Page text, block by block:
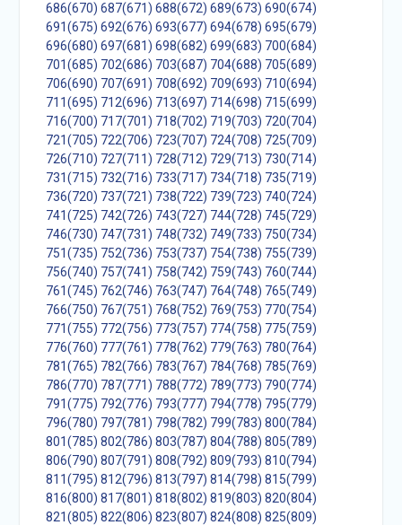
686(670) 687(671) 688(672) 689(673) 690(674)
691(675) 692(676) 693(677) 694(678) 695(679)
696(680) 697(681) 698(682) 699(683) 700(684)
701(685) 702(686) 703(687) 704(688) 705(689)
706(690) 707(691) 708(692) 709(693) 710(694)
711(695) 712(696) 713(697) 714(698) 715(699)
716(700) 717(701) 718(702) 719(703) 720(704)
721(705) 722(706) 723(707) 724(708) 725(709)
726(710) 727(711) 728(712) 729(713) 730(714)
731(715) 732(716) 733(717) 734(718) 735(719)
736(720) 737(721) 738(722) 739(723) 740(724)
741(725) 742(726) 743(727) 744(728) 745(729)
746(730) 747(731) 748(732) 749(733) 750(734)
751(735) 752(736) 753(737) 754(738) 755(739)
756(740) 757(741) 758(742) 759(743) 760(744)
761(745) 762(746) 763(747) 764(748) 765(749)
766(750) 767(751) 768(752) 769(753) 770(754)
771(755) 772(756) 773(757) 774(758) 775(759)
776(760) 777(761) 778(762) 779(763) 780(764)
781(765) 782(766) 783(767) 784(768) 785(769)
786(770) 787(771) 788(772) 789(773) 790(774)
791(775) 792(776) 793(777) 794(778) 795(779)
796(780) 797(781) 798(782) 799(783) 800(784)
801(785) 802(786) 803(787) 804(788) 805(789)
806(790) 807(791) 808(792) 809(793) 810(794)
811(795) 812(796) 813(797) 814(798) 815(799)
816(800) 817(801) 818(802) 819(803) 820(804)
821(805) 822(806) 823(807) 824(808) 825(809)